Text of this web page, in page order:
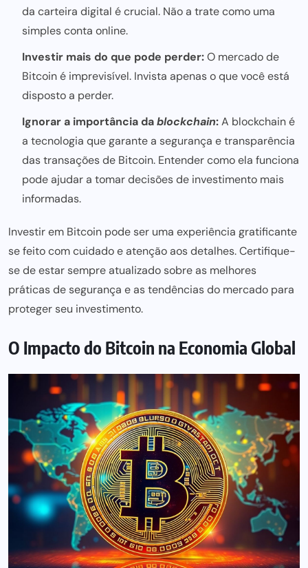
da carteira digital é crucial. Não a trate como uma
simples conta online.
Investir mais do que pode perder:O mercado de
Bitcoin é imprevisível. Invista apenas o que você está
disposto a perder.
Ignorar a importância dablockchain:A blockchain é
a tecnologia que garante a segurança e transparência
das transações de Bitcoin. Entender como ela funciona
pode ajudar a tomar decisões de investimento mais
informadas.
Investir em Bitcoin pode ser uma experiência gratificante
se feito com cuidado e atenção aos detalhes. Certifique-
se de estar sempre atualizado sobre as melhores
práticas de segurança e astendências do mercado para
proteger seu investimento.
O Impacto do Bitcoin na Economia Global